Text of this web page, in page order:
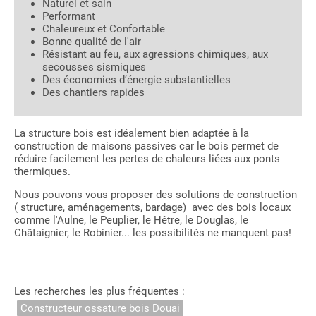
Naturel et sain
Performant
Chaleureux et Confortable
Bonne qualité de l'air
Résistant au feu, aux agressions chimiques, aux
secousses sismiques
Des économies d’énergie substantielles
Des chantiers rapides
La structure bois est idéalement bien adaptée à la
construction de maisons passives car le bois permet de
réduire facilement les pertes de chaleurs liées aux ponts
thermiques.
Nous pouvons vous proposer des solutions de construction
( structure, aménagements, bardage) avec des bois locaux
comme l'Aulne, le Peuplier, le Hêtre, le Douglas, le
Châtaignier, le Robinier... les possibilités ne manquent pas!
Les recherches les plus fréquentes :
Constructeur ossature bois Douai